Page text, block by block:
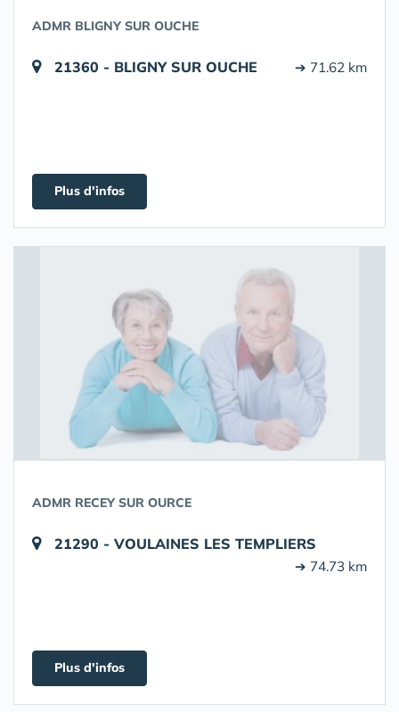
ADMR BLIGNY SUR OUCHE
21360 - BLIGNY SUR OUCHE ➔ 71.62 km
Plus d'infos
ADMR RECEY SUR OURCE
21290 - VOULAINES LES TEMPLIERS
➔ 74.73 km
Plus d'infos